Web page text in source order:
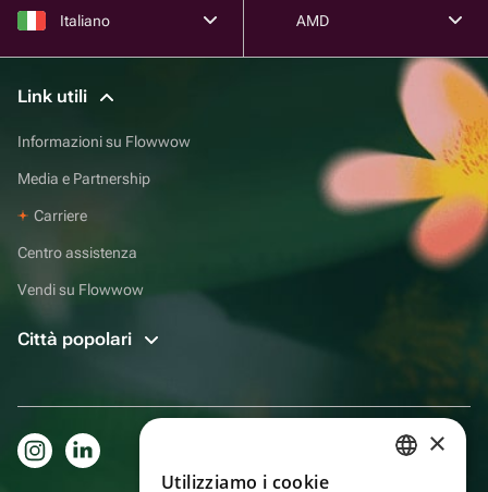
Italiano AMD
Link utili
Informazioni su Flowwow
Media e Partnership
Carriere
Centro assistenza
Vendi su Flowwow
Città popolari
×
Utilizziamo i cookie